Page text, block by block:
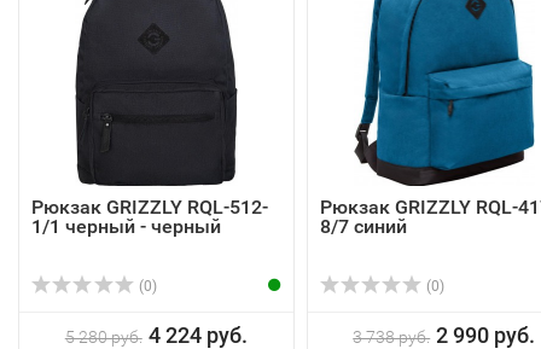
Рюкзак GRIZZLY RQL-512-
1/1 черный - черный
(0)
5 280 руб. 4 224 руб.
Рюкзак GRIZZLY RQL-
8/7 синий
(0)
3 738 руб. 2 990 руб.